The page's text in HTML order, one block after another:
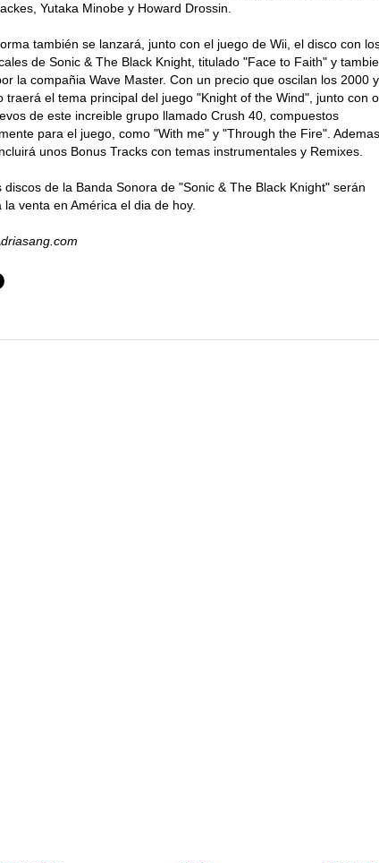
Yutaka Minobe y Howard Drossin.
también se lanzará, junto con el juego de Wii, el disco con
de Sonic & The Black Knight, titulado "Face to Faith" y
la compañia Wave Master. Con un precio que oscilan los 2000
traerá el tema principal del juego "Knight of the Wind", junto con
de este increible grupo llamado Crush 40, compuestos
para el juego, como "With me" y "Through the Fire". Ademas,
unos Bonus Tracks con temas instrumentales y Remixes.
discos de la Banda Sonora de "Sonic & The Black Knight" serán
la venta en América el dia de hoy.